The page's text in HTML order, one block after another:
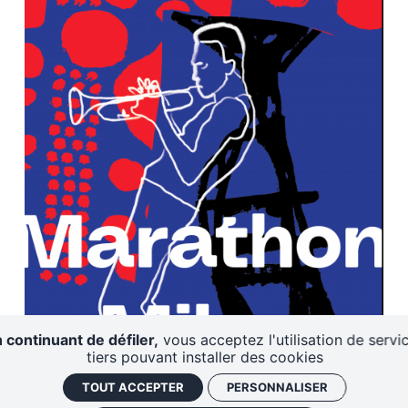
continuant de défiler, vous acceptez l'utilisation de
tiers pouvant installer des cookies
TOUT ACCEPTER PERSONNALISER